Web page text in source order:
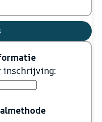
inschrijving: